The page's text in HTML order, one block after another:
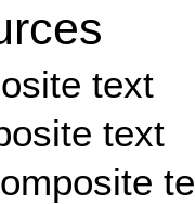
text
text